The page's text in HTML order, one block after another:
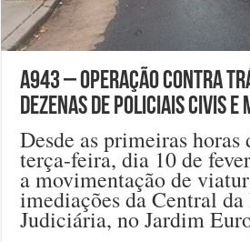
A943 – Operação contra
dezenas de policiais civis
Desde as primeiras horas
terça-feira, dia 10 de
a movimentação de
imediações da Central
Judiciária, no Jardim